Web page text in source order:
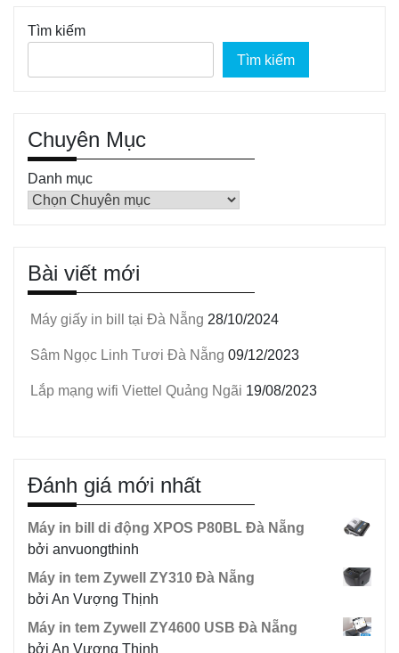
Tìm kiếm
Tìm kiếm
Chuyên Mục
Danh mục
Bài viết mới
Máy giấy in bill tại Đà Nẵng 28/10/2024
Sâm Ngọc Linh Tươi Đà Nẵng 09/12/2023
Lắp mạng wifi Viettel Quảng Ngãi 19/08/2023
Đánh giá mới nhất
Máy in bill di động XPOS P80BL Đà Nẵng
bởi anvuongthinh
Máy in tem Zywell ZY310 Đà Nẵng
bởi An Vượng Thịnh
Máy in tem Zywell ZY4600 USB Đà Nẵng
bởi An Vượng Thịnh